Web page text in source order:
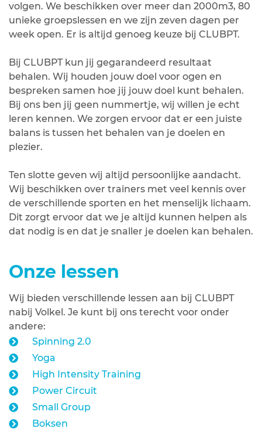
volgen. We beschikken over meer dan 2000m3, 80
unieke groepslessen en we zijn zeven dagen per
week open. Er is altijd genoeg keuze bij CLUBPT.
Bij CLUBPT kun jij gegarandeerd resultaat
behalen. Wij houden jouw doel voor ogen en
bespreken samen hoe jij jouw doel kunt behalen.
Bij ons ben jij geen nummertje, wij willen je echt
leren kennen. We zorgen ervoor dat er een juiste
balans is tussen het behalen van je doelen en
plezier.
Ten slotte geven wij altijd persoonlijke aandacht.
Wij beschikken over trainers met veel kennis over
de verschillende sporten en het menselijk lichaam.
Dit zorgt ervoor dat we je altijd kunnen helpen als
dat nodig is en dat je snaller je doelen kan behalen.
Onze lessen
Wij bieden verschillende lessen aan bij CLUBPT
nabij Volkel. Je kunt bij ons terecht voor onder
andere:
Spinning 2.0
Yoga
High Intensity Training
Power Circuit
Small Group
Boksen